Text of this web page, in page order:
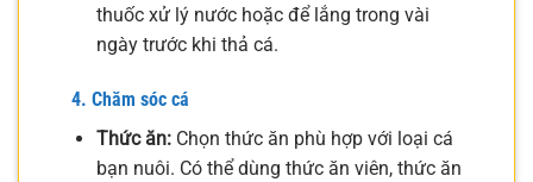
thuốc xử lý nước hoặc để lắng trong vài
ngày trước khi thả cá.
4. Chăm sóc cá
Thức ăn:Chọn thức ăn phù hợp với loại cá
bạn nuôi. Có thể dùng thức ăn viên, thức ăn